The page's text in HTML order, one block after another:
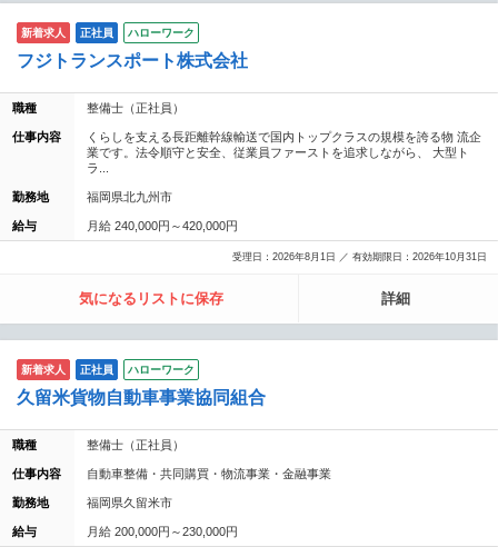
新着求人 正社員 ハローワーク
フジトランスポート株式会社
職種 整備士（正社員）
仕事内容
くらしを支える長距離幹線輸送で国内トップクラスの規模を誇る物 流企
業です。法令順守と安全、従業員ファーストを追求しながら、 大型ト
ラ...
勤務地 福岡県北九州市
給与 月給 240,000円～420,000円
受理日：2026年8月1日 ／ 有効期限日：2026年10月31日
気になるリストに保存 詳細
新着求人 正社員 ハローワーク
久留米貨物自動車事業協同組合
職種 整備士（正社員）
仕事内容 自動車整備・共同購買・物流事業・金融事業
勤務地 福岡県久留米市
給与 月給 200,000円～230,000円